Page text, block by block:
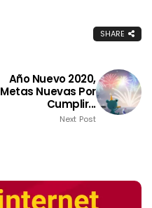
SHARE
Año Nuevo 2020,
Metas Nuevas Por
Cumplir...
Next Post